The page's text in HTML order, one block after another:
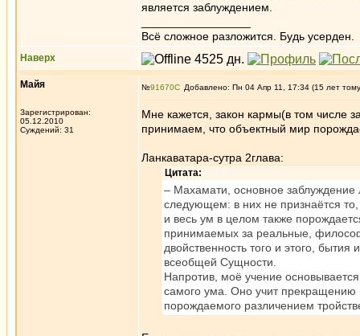
является заблуждением.
Всё сложное разложится. Будь усерден.
Наверх
Майя
Зарегистрирован:
05.12.2010
Суждений: 31
№91670 Добавлено: Пн 04 Апр 11, 17:34 (15 лет
Мне кажется, закон кармы(в том числе
принимаем, что объектный мир
Ланкаватара-сутра 2глава:
Цитата:
– Махамати, основное
следующем: в них не признаётся
и весь ум в целом также
принимаемых за реальные,
двойственность того и этого,
всеобщей Сущности.
Напротив, моё учение
самого ума. Оно учит прекращению
порождаемого различением